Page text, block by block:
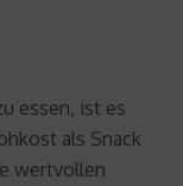
essen, ist es
als Snack
wertvollen